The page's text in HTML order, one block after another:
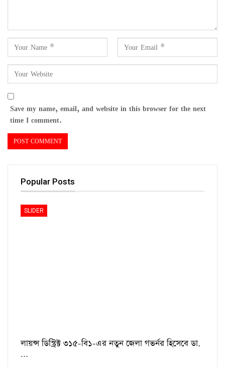
Save my name, email, and website in this browser for the next
time I comment.
Popular Posts
SLIDER
লায়ন্স ডিস্ট্রিক্ট ৩১৫-বি১-এর নতুন জেলা গভর্নর হিসেবে ডা.
…